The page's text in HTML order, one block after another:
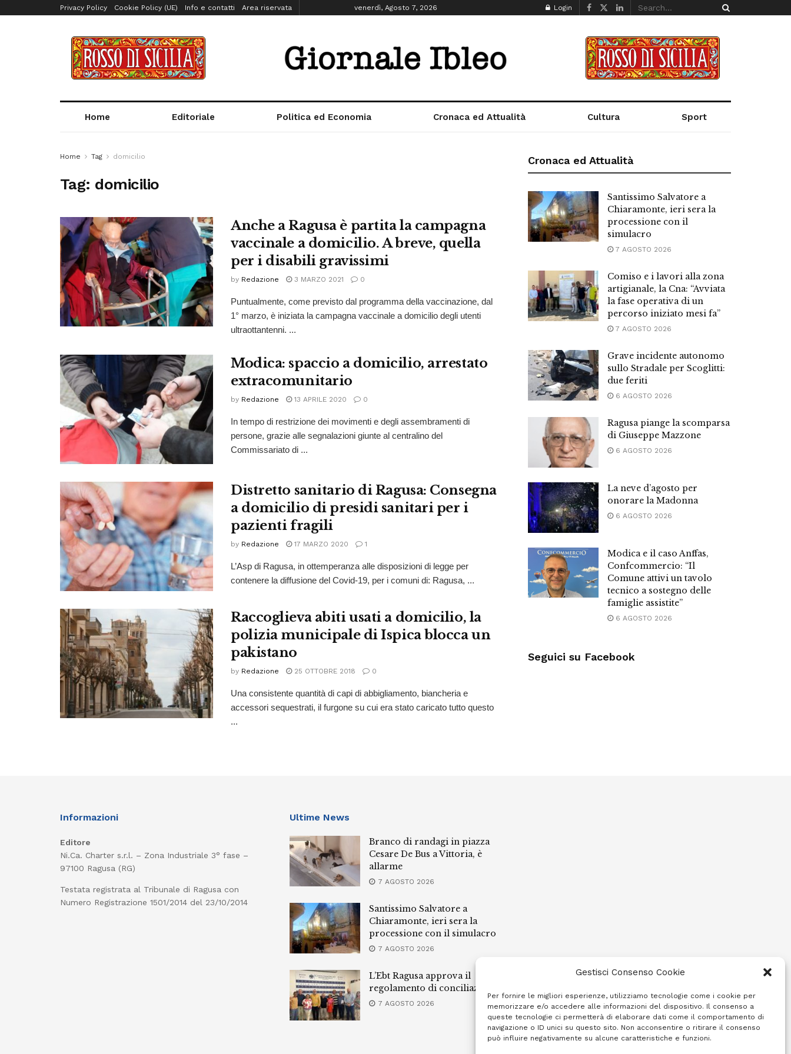
Gestisci Consenso Cookie
Per fornire le migliori esperienze, utilizziamo tecnologie come i cookie per
memorizzare e/o accedere alle informazioni del dispositivo. Il consenso a
queste tecnologie ci permetterà di elaborare dati come il comportamento di
navigazione o ID unici su questo sito. Non acconsentire o ritirare il consenso
può influire negativamente su alcune caratteristiche e funzioni.
Privacy Policy Cookie Policy (UE) Info e contatti Area riservata venerdì, Agosto 7, 2026 Login
Home Editoriale Politica ed Economia Cronaca ed Attualità Cultura Sport
Home Tag domicilio
Tag: domicilio
Anche a Ragusa è partita la campagna
vaccinale a domicilio. A breve, quella
per i disabili gravissimi
by Redazione 3 MARZO 2021 0
Puntualmente, come previsto dal programma della vaccinazione, dal
1° marzo, è iniziata la campagna vaccinale a domicilio degli utenti
ultraottantenni. ...
Modica: spaccio a domicilio, arrestato
extracomunitario
by Redazione 13 APRILE 2020 0
In tempo di restrizione dei movimenti e degli assembramenti di
persone, grazie alle segnalazioni giunte al centralino del
Commissariato di ...
Distretto sanitario di Ragusa: Consegna
a domicilio di presidi sanitari per i
pazienti fragili
by Redazione 17 MARZO 2020 1
L’Asp di Ragusa, in ottemperanza alle disposizioni di legge per
contenere la diffusione del Covid-19, per i comuni di: Ragusa, ...
Raccoglieva abiti usati a domicilio, la
polizia municipale di Ispica blocca un
pakistano
by Redazione 25 OTTOBRE 2018 0
Una consistente quantità di capi di abbigliamento, biancheria e
accessori sequestrati, il furgone su cui era stato caricato tutto questo
...
Cronaca ed Attualità
Santissimo Salvatore a
Chiaramonte, ieri sera la
processione con il
simulacro
7 AGOSTO 2026
Comiso e i lavori alla zona
artigianale, la Cna: “Avviata
la fase operativa di un
percorso iniziato mesi fa”
7 AGOSTO 2026
Grave incidente autonomo
sullo Stradale per Scoglitti:
due feriti
6 AGOSTO 2026
Ragusa piange la scomparsa
di Giuseppe Mazzone
6 AGOSTO 2026
La neve d’agosto per
onorare la Madonna
6 AGOSTO 2026
Modica e il caso Anffas,
Confcommercio: “Il
Comune attivi un tavolo
tecnico a sostegno delle
famiglie assistite”
6 AGOSTO 2026
Seguici su Facebook
Informazioni
Editore
Ni.Ca. Charter s.r.l. – Zona Industriale 3° fase –
97100 Ragusa (RG)
Testata registrata al Tribunale di Ragusa con
Numero Registrazione 1501/2014 del 23/10/2014
Ultime News
Branco di randagi in piazza
Cesare De Bus a Vittoria, è
allarme
7 AGOSTO 2026
Santissimo Salvatore a
Chiaramonte, ieri sera la
processione con il simulacro
7 AGOSTO 2026
L’Ebt Ragusa approva il
regolamento di conciliazione
7 AGOSTO 2026